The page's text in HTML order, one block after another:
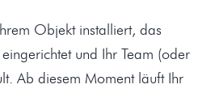
Objekt installiert, das
und Ihr Team (oder
Ab diesem Moment läuft Ihr